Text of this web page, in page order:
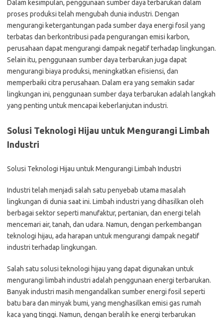
Dalam kesimpulan, penggunaan sumber daya terbarukan dalam
proses produksi telah mengubah dunia industri. Dengan
mengurangi ketergantungan pada sumber daya energi fosil yang
terbatas dan berkontribusi pada pengurangan emisi karbon,
perusahaan dapat mengurangi dampak negatif terhadap lingkungan.
Selain itu, penggunaan sumber daya terbarukan juga dapat
mengurangi biaya produksi, meningkatkan efisiensi, dan
memperbaiki citra perusahaan. Dalam era yang semakin sadar
lingkungan ini, penggunaan sumber daya terbarukan adalah langkah
yang penting untuk mencapai keberlanjutan industri.
Solusi Teknologi Hijau untuk Mengurangi Limbah
Industri
Solusi Teknologi Hijau untuk Mengurangi Limbah Industri
Industri telah menjadi salah satu penyebab utama masalah
lingkungan di dunia saat ini. Limbah industri yang dihasilkan oleh
berbagai sektor seperti manufaktur, pertanian, dan energi telah
mencemari air, tanah, dan udara. Namun, dengan perkembangan
teknologi hijau, ada harapan untuk mengurangi dampak negatif
industri terhadap lingkungan.
Salah satu solusi teknologi hijau yang dapat digunakan untuk
mengurangi limbah industri adalah penggunaan energi terbarukan.
Banyak industri masih mengandalkan sumber energi fosil seperti
batu bara dan minyak bumi, yang menghasilkan emisi gas rumah
kaca yang tinggi. Namun, dengan beralih ke energi terbarukan